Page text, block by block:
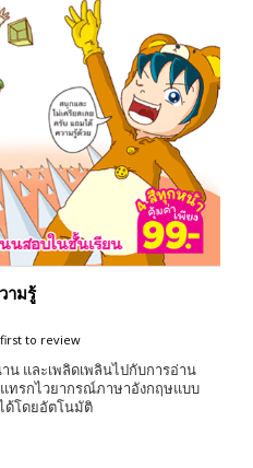
ามรู้
to review
น และเพลิดเพลินไปกับการอ่าน
ทรกไวยากรณ์ภาษาอังกฤษแบบ
ด้โดยอัตโนมัติ